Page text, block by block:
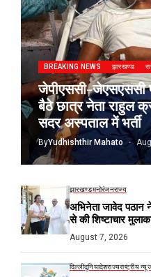
BREAKING NEWS झारखण्ड
जेपीएससी-जेएसएससी
बैठे छात्र नेता राहुल
सदर अस्पताल में भर्ती
ByYudhishthir Mahato
झारखण्डमनोरंजनराज्य
अभिनेता जावेद पठान
से की शिष्टाचार
August 7, 2026
दिल्लीदुनियादेशराज्यराष्ट्रीय